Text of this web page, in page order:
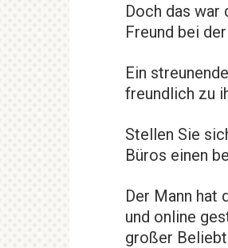
Doch das war
Freund bei
Ein
freundlich zu
Stellen Sie
Büros einen
Der Mann hat
und online
großer